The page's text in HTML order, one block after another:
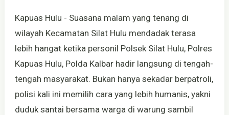
Kapuas Hulu - Suasana malam yang tenang di
wilayah Kecamatan Silat Hulu mendadak terasa
lebih hangat ketika personil Polsek Silat Hulu, Polres
Kapuas Hulu, Polda Kalbar hadir langsung di tengah-
tengah masyarakat. Bukan hanya sekadar berpatroli,
polisi kali ini memilih cara yang lebih humanis, yakni
duduk santai bersama warga di warung sambil